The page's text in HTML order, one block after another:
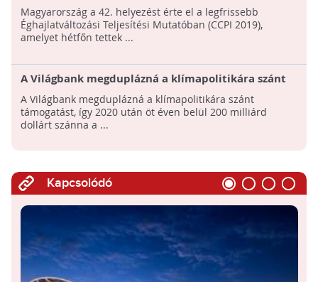
éghajlatváltozás elleni harcban
Magyarország a 42. helyezést érte el a legfrissebb
Éghajlatváltozási Teljesítési Mutatóban (CCPI 2019),
amelyet hétfőn tettek ...
A Világbank megduplázná a klímapolitikára szánt
támogatást!
A Világbank megduplázná a klímapolitikára szánt
támogatást, így 2020 után öt éven belül 200 milliárd
dollárt szánna a ...
Kapcsolódó